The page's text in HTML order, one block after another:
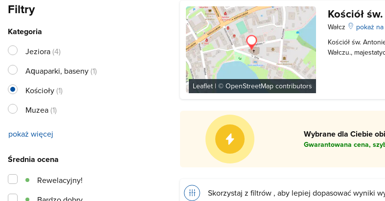
Leaflet | ©OpenStreetMap contributors
Kościół
Wałcz
pokaż
Kościół św.
Wałczu.,
Wybrane dla Ciebie
Gwarantowana cena,
Skorzystaj z filtrów , aby lepiej dopasować wyniki
Filtry
Kategoria
Jeziora(4)
Aquaparki, baseny(1)
Kościoły(1)
Muzea(1)
pokaż więcej
Średnia ocena
Rewelacyjny!